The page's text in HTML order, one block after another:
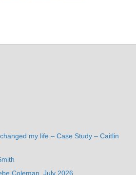
my life – Case Study – Caitlin
Coleman, July 2026